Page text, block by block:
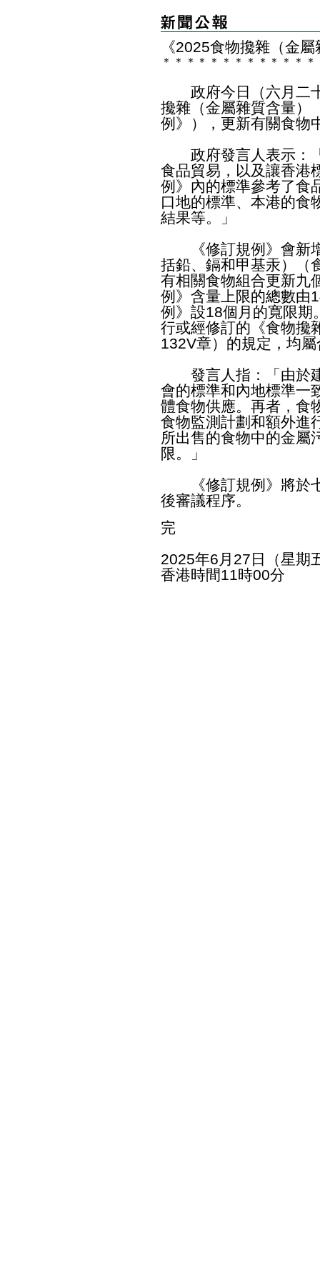
《2025食物攙雜（金
＊ ＊ ＊ ＊ ＊ ＊ ＊ ＊ ＊ ＊ ＊ ＊ ＊
政府今日（六月二十
攙雜（金屬雜質含量）
例》），更新有關食物
政府發言人表示：「
食品貿易，以及讓香港
例》內的標準參考了食
口地的標準、本港的食
結果等。」
《修訂規例》會新增
括鉛、鎘和甲基汞）（
有相關食物組合更新九
例》含量上限的總數由
例》設18個月的寬限期
行或經修訂的《食物攙
132V章）的規定，均
發言人指：「由於建
會的標準和內地標準一
體食物供應。再者，食
食物監測計劃和額外進
所出售的食物中的金屬
限。」
《修訂規例》將於七
後審議程序。
完
2025年6月27日（星期
香港時間11時00分